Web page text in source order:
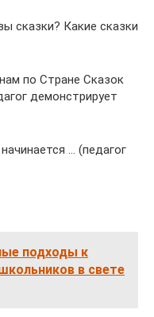
сказки? Какие сказки
по Стране Сказок
демонстрирует
… (педагог
подходы к
в свете